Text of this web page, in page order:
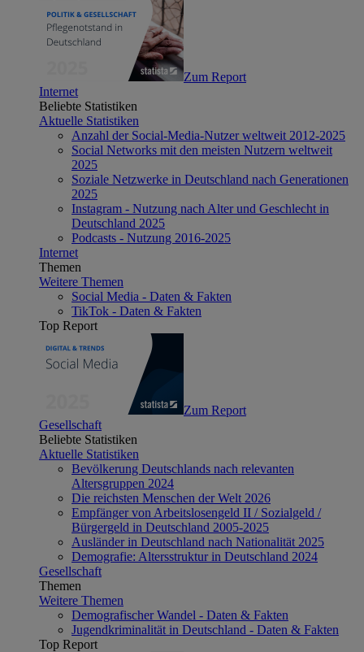
Zum Report
Internet
Beliebte Statistiken
Aktuelle Statistiken
Anzahl der Social-Media-Nutzer weltweit 2012-2025
Social Networks mit den meisten Nutzern weltweit
2025
Soziale Netzwerke in Deutschland nach Generationen
2025
Instagram - Nutzung nach Alter und Geschlecht in
Deutschland 2025
Podcasts - Nutzung 2016-2025
Internet
Themen
Weitere Themen
Social Media - Daten & Fakten
TikTok - Daten & Fakten
Top Report
Zum Report
Gesellschaft
Beliebte Statistiken
Aktuelle Statistiken
Bevölkerung Deutschlands nach relevanten
Altersgruppen 2024
Die reichsten Menschen der Welt 2026
Empfänger von Arbeitslosengeld II / Sozialgeld /
Bürgergeld in Deutschland 2005-2025
Ausländer in Deutschland nach Nationalität 2025
Demografie: Altersstruktur in Deutschland 2024
Gesellschaft
Themen
Weitere Themen
Demografischer Wandel - Daten & Fakten
Jugendkriminalität in Deutschland - Daten & Fakten
Top Report